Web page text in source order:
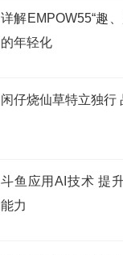
详解EMPOW55“趣
的年轻化
闲仔烧仙草特立独行
斗鱼应用AI技术 提
能力